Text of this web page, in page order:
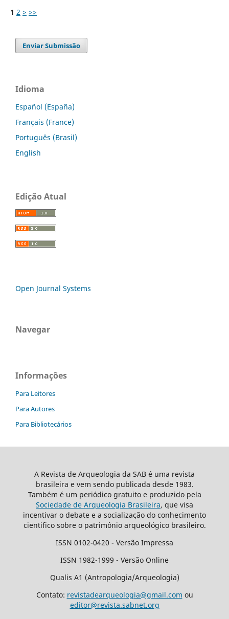
1 2 > >>
Enviar Submissão
Idioma
Español (España)
Français (France)
Português (Brasil)
English
Edição Atual
Open Journal Systems
Navegar
Informações
Para Leitores
Para Autores
Para Bibliotecários
A Revista de Arqueologia da SAB é uma revista
brasileira e vem sendo publicada desde 1983.
Também é um periódico gratuito e produzido pela
Sociedade de Arqueologia Brasileira, que visa
incentivar o debate e a socialização do conhecimento
cientifico sobre o patrimônio arqueológico brasileiro.
ISSN 0102-0420 - Versão Impressa
ISSN 1982-1999 - Versão Online
Qualis A1 (Antropologia/Arqueologia)
Contato: revistadearqueologia@gmail.com ou
editor@revista.sabnet.org